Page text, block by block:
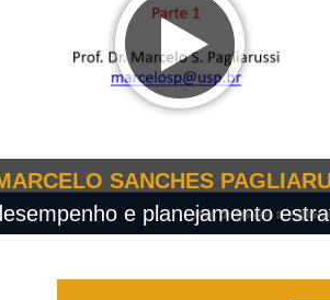
SANCHES
e planejamento